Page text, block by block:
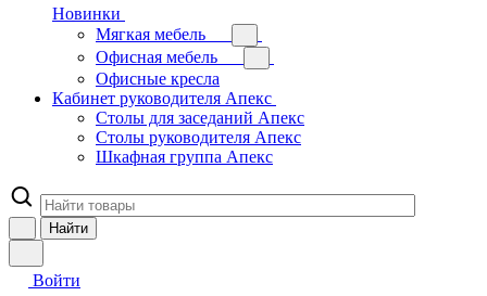
Новинки
Мягкая мебель
Офисная мебель
Офисные кресла
Кабинет руководителя Апекс
Столы для заседаний Апекс
Столы руководителя Апекс
Шкафная группа Апекс
Найти
Войти